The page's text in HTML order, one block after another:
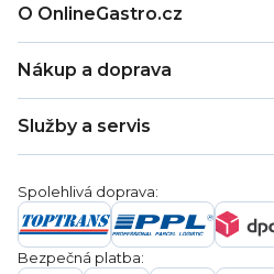
O OnlineGastro.cz
Kontakty
Věrnostní program
Blog
Nákup a doprava
Záruka
Ochrana osobních údajů
Reklamační řády
Služby a servis
Servis a reklamace
Poptávka
Gastro projekty
Značky
Gastro velkoobchod
Spolehlivá doprava:
Bezpečná platba: